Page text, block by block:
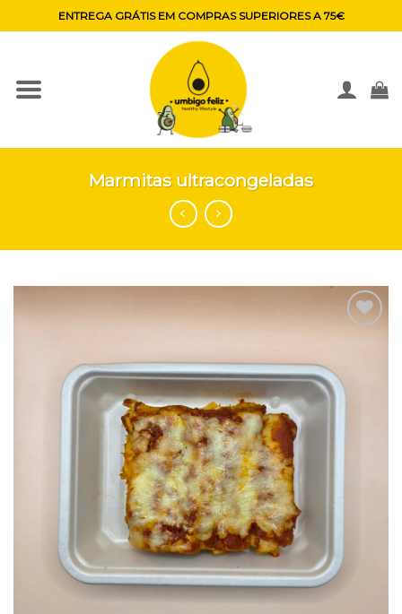
to
ENTREGA GRÁTIS EM COMPRAS SUPERIORES A 75€
Marmitas ultracongeladas
favoritos